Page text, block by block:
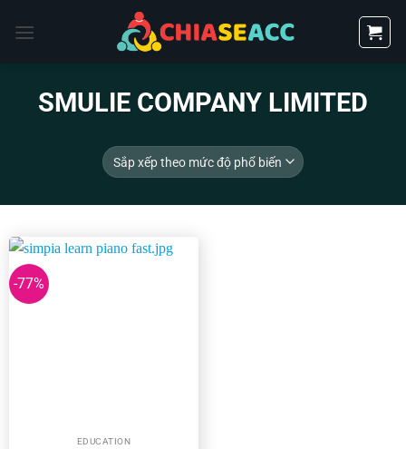
qua
SMULIE COMPANY LIMITED
-77%
EDUCATION